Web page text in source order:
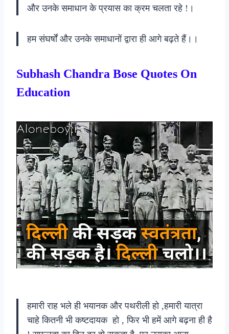
और उनके समाधान के प्रयास का क्रम चलता रहे !।
हम संघर्षों और उनके समाधानों द्वारा ही आगे बढ़ते हैं।।
Subhash Chandra Bose Quotes On
Education
हमारी राह भले ही भयानक और पथरीली हो ,हमारी यात्रा
चाहे कितनी भी कष्टदायक हो , फिर भी हमें आगे बढ़ना ही है